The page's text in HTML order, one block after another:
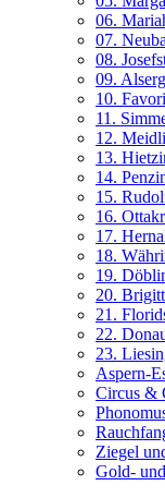
06.
07.
08.
09.
10.
11.
12.
13.
14.
15.
16.
17.
18.
19.
20.
21.
22.
23.
Aspern-
Circus &
Ziegel
Gold-